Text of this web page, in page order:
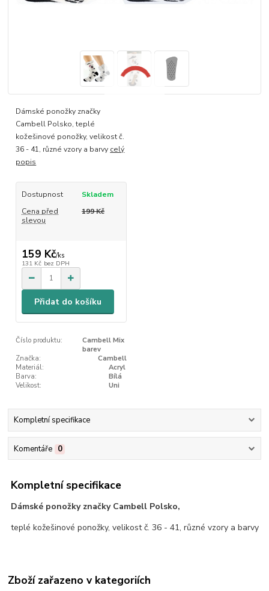
Dámské ponožky značky
Cambell Polsko, teplé
kožešinové ponožky, velikost č.
36 - 41, různé vzory a barvy celý
popis
Dostupnost
Skladem
Cena před
slevou
199 Kč
159 Kč/ks
131 Kč bez DPH
Přidat do košíku
Číslo produktu:
Cambell Mix
barev
Značka:
Cambell
Materiál:
Acryl
Barva:
Bílá
Velikost:
Uni
Kompletní specifikace
Komentáře 0
Kompletní specifikace
Dámské ponožky značky Cambell Polsko,
teplé kožešinové ponožky, velikost č. 36 - 41, různé vzory a barvy
Zboží zařazeno v kategoriích